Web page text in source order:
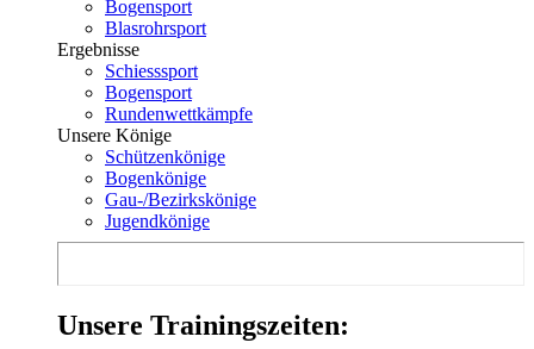
Bogensport
Blasrohrsport
Ergebnisse
Schiesssport
Bogensport
Rundenwettkämpfe
Unsere Könige
Schützenkönige
Bogenkönige
Gau-/Bezirkskönige
Jugendkönige
Unsere Trainingszeiten: